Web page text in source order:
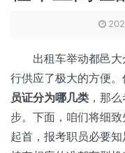
出租车举动都邑大
行供应了极大的方便
员证分为哪几类 ，那
步。下面，咱们将细致
起首，报考职员必要